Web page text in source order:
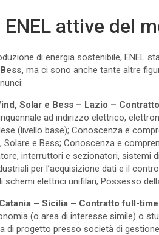
attive del
di energia sostenibile, ENEL
ma ci sono anche tante altre
Solar e Bess – Lazio –
ad indirizzo elettrico,
(livello base); Conoscenza e
e Bess; Conoscenza e
interruttori e sezionatori, sistemi
per l’acquisizione dati e il
elettrici unifilari; Possesso
– Sicilia – Contratto full-
(o area di interesse simile) o
di progetto presso società di